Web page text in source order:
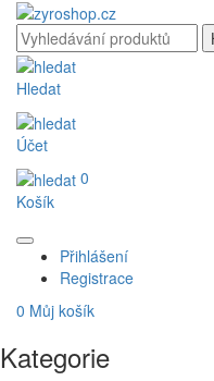
Hledat
Účet
0
Košík
Přihlášení
Registrace
0 Můj košík
Kategorie